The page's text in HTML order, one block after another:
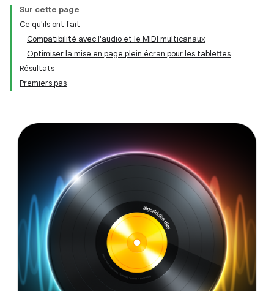
Sur cette page
Ce qu'ils ont fait
Compatibilité avec l'audio et le MIDI multicanaux
Optimiser la mise en page plein écran pour les tablettes
Résultats
Premiers pas